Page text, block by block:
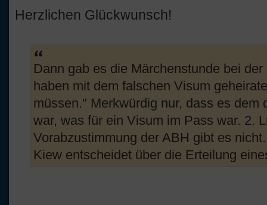
Herzlichen Glückwunsch!
Dann gab es die Märchenstunde bei
haben mit dem falschen Visum
müssen." Merkwürdig nur, dass es dem
war, was für ein Visum im Pass war. 2.
Vorabzustimmung der ABH gibt es
Kiew entscheidet über die Erteilung